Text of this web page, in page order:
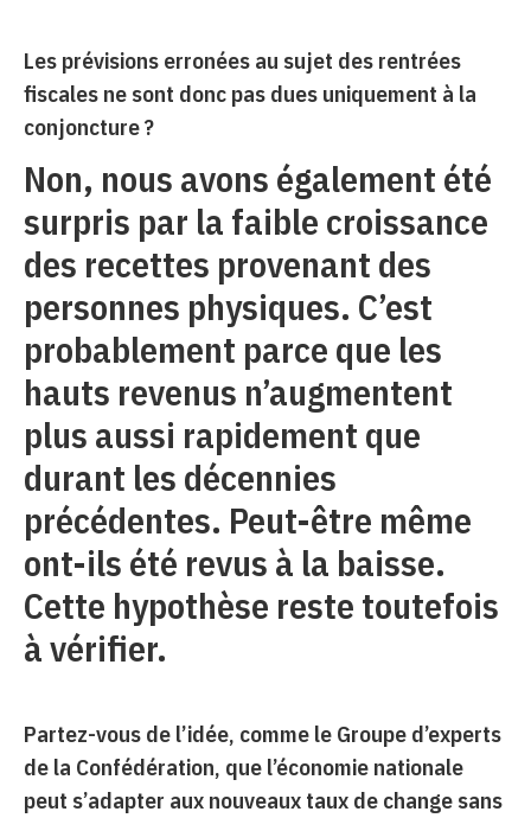
Les prévisions erronées au sujet des rentrées
fiscales ne sont donc pas dues uniquement à la
conjoncture ?
Non, nous avons également été
surpris par la faible croissance
des recettes provenant des
personnes physiques. C’est
probablement parce que les
hauts revenus n’augmentent
plus aussi rapidement que
durant les décennies
précédentes. Peut-être même
ont-ils été revus à la baisse.
Cette hypothèse reste toutefois
à vérifier.
Partez-vous de l’idée, comme le Groupe d’experts
de la Confédération, que l’économie nationale
peut s’adapter aux nouveaux taux de change sans